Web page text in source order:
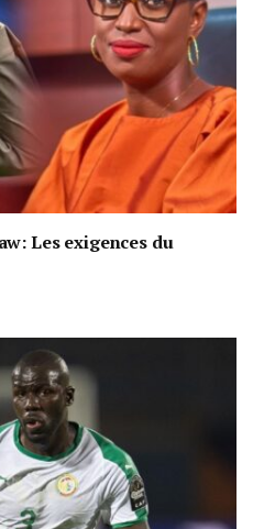
Les exigences du